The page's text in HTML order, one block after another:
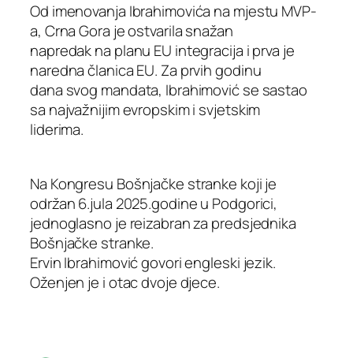
Od imenovanja Ibrahimovića na mjestu MVP-
a, Crna Gora je ostvarila snažan
napredak na planu EU integracija i prva je
naredna članica EU. Za prvih godinu
dana svog mandata, Ibrahimović se sastao
sa najvažnijim evropskim i svjetskim
liderima.
Na Kongresu Bošnjačke stranke koji je
održan 6.jula 2025.godine u Podgorici,
jednoglasno je reizabran za predsjednika
Bošnjačke stranke.
Ervin Ibrahimović govori engleski jezik.
Oženjen je i otac dvoje djece.